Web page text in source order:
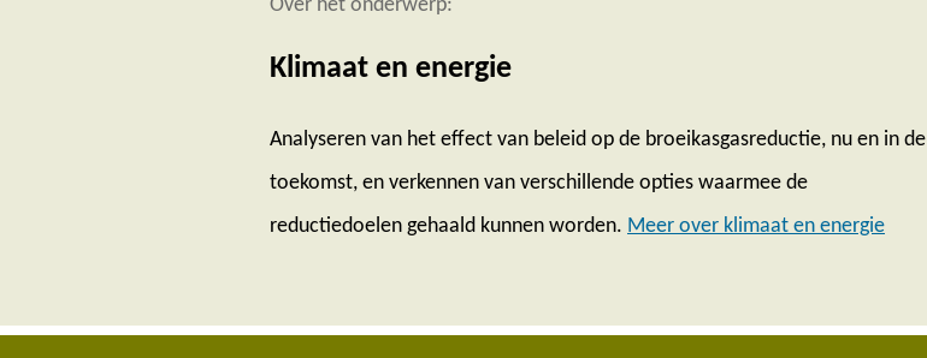
Over het onderwerp:
Klimaat en energie
Analyseren van het effect van beleid op de broeikasgasreductie, nu en in de
toekomst, en verkennen van verschillende opties waarmee de
reductiedoelen gehaald kunnen worden. Meer over klimaat en energie